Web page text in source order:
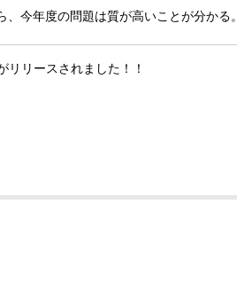
今年度の問題は質が高いことが分かる。
リリースされました！！